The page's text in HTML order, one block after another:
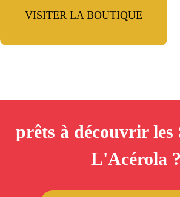
VISITER LA BOUTIQUE
prêts à découvrir les
L'Acérola ?